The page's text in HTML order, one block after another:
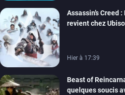
Assassin’s Creed
revient chez
Hier à 17:39
Beast of
quelques soucis